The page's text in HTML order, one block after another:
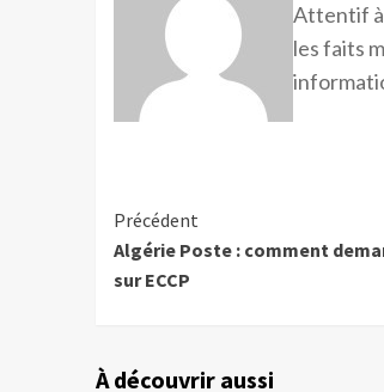
Attentif à
les faits
Précédent
Algérie Poste : comment
sur ECCP
À découvrir aussi